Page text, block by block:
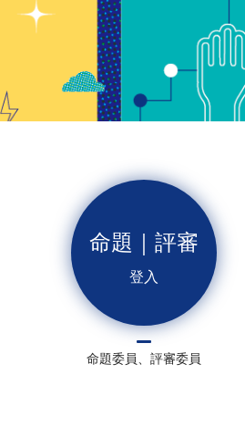
命題｜評審
登入
命題委員、評審委員